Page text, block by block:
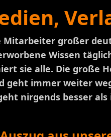
Mitarbeiter großer
Wissen
sie alle. Die große
geht immer weiter
nirgends besser